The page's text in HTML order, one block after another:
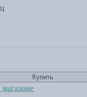
Купить
магазине